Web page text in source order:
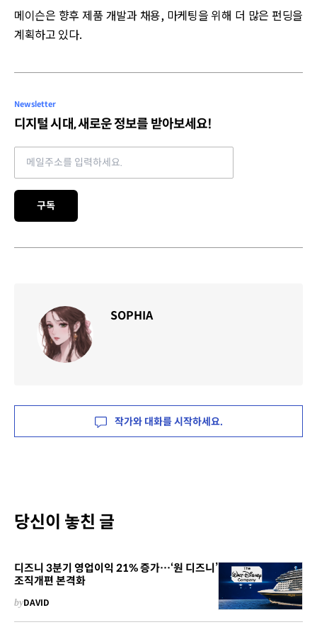
메이슨은 향후 제품 개발과 채용, 마케팅을 위해 더 많은 펀딩을
계획하고 있다.
Newsletter
디지털 시대, 새로운 정보를 받아보세요!
Email address
구독
SOPHIA
작가와 대화를 시작하세요.
당신이 놓친 글
디즈니 3분기 영업이익 21% 증가…‘원 디즈니’
조직개편 본격화
byDAVID